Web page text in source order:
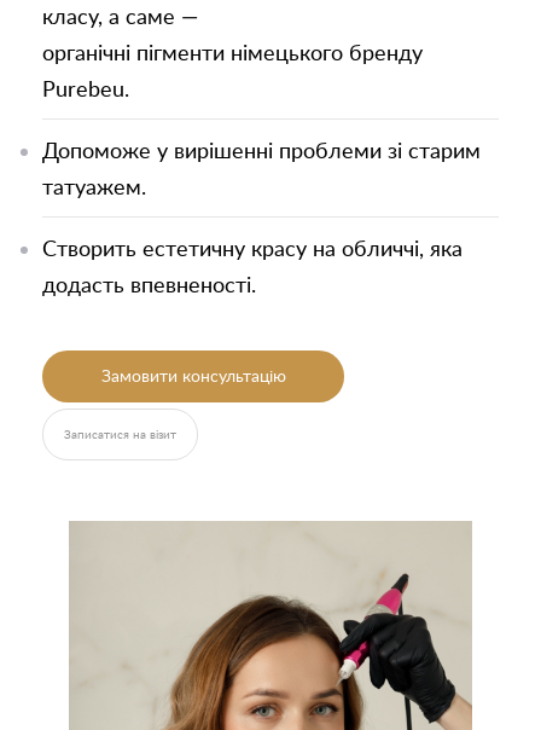
класу, а саме —
органічні пігменти німецького бренду
Purebeu.
Допоможе у вирішенні проблеми зі старим
татуажем.
Створить естетичну красу на обличчі, яка
додасть впевненості.
Замовити консультацію
Записатися на візит
Залишити
контакти
Ваше ім'я
Залишити
контакти